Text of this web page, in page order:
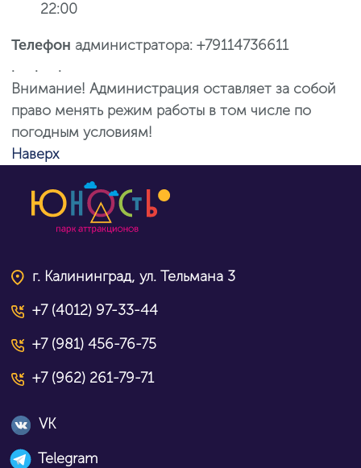
22:00
Телефон администратора: +79114736611
. . .
Внимание! Администрация оставляет за собой
право менять режим работы в том числе по
погодным условиям!
Наверх
г. Калининград, ул. Тельмана 3
+7 (4012) 97-33-44
+7 (981) 456-76-75
+7 (962) 261-79-71
VK
Telegram